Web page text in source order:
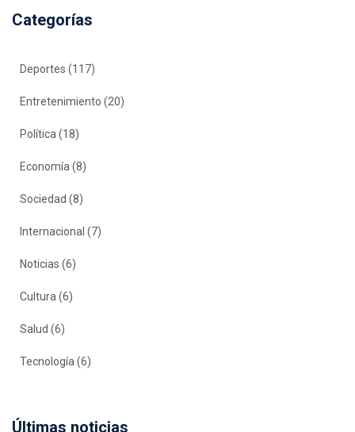
Categorías
Deportes (117)
Entretenimiento (20)
Política(18)
Economía(8)
Sociedad (8)
Internacional (7)
Noticias (6)
Cultura(6)
Salud (6)
Tecnología(6)
Últimas noticias